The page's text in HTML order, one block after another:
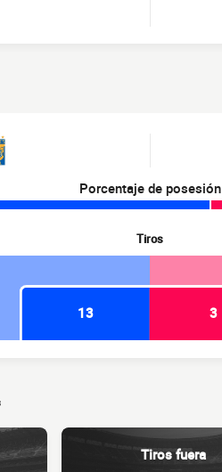
Porcentaje de posesión
Tiros
13
3
Tiros fuera